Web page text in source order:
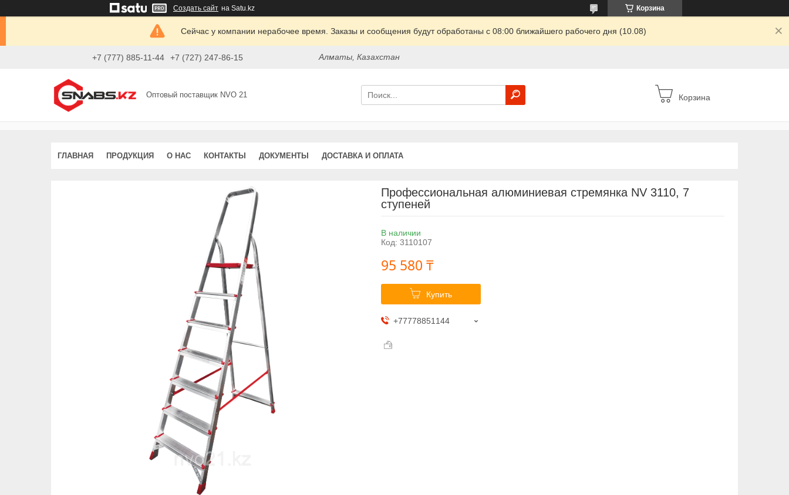
Создать сайт на Satu.kz Корзина
Сейчас у компании нерабочее время. Заказы и сообщения будут обработаны с 08:00 ближайшего рабочего дня (10.08)
+7 (777) 885-11-44 +7 (727) 247-86-15 Алматы, Казахстан
Оптовый поставщик NVO 21 Корзина
ГЛАВНАЯ ПРОДУКЦИЯ О НАС КОНТАКТЫ ДОКУМЕНТЫ ДОСТАВКА И ОПЛАТА
Профессиональная алюминиевая стремянка NV 3110, 7
ступеней
В наличии
Код: 3110107
95 580 ₸
Купить
+77778851144